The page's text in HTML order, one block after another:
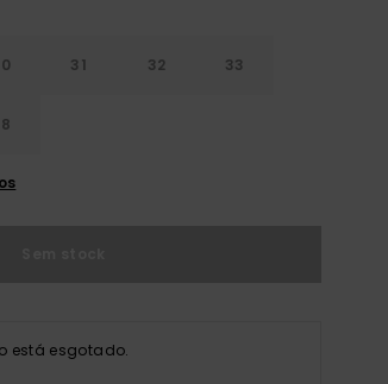
31 32 33
está esgotado.